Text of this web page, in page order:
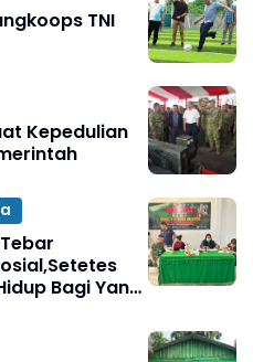
TNI
Kepedulian
Bagi Yang